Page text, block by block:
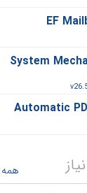
EF
System
Automatic
همه